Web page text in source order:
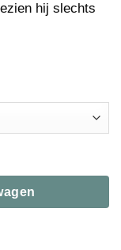
hij slechts
HT1016N aantal